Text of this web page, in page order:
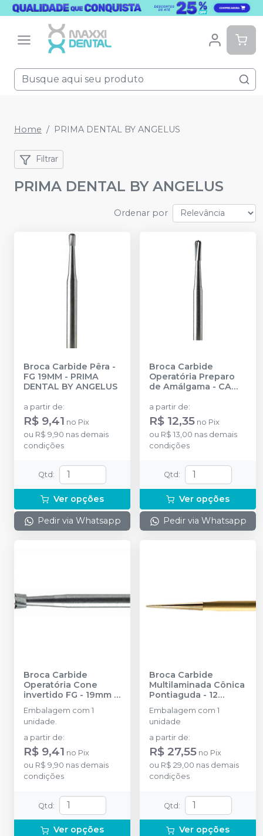
Home PRIMA DENTAL BY ANGELUS
Filtrar
PRIMA DENTAL BY ANGELUS
Ordenar por
Broca Carbide Pêra -
FG 19MM - PRIMA
DENTAL BY ANGELUS
a partir de:
R$ 9,41 no Pix
ou R$ 9,90 nas demais
condições
Qtd :
Ver opções
Pedir via Whatsapp
Broca Carbide
Operatória Preparo
de Amálgama - CA
DENTAL BY ANGELUS
a partir de:
R$ 12,35 no Pix
ou R$ 13,00 nas demais
condições
Qtd :
Ver opções
Pedir via Whatsapp
Broca Carbide
Operatória Cone
invertido FG - 19mm -
PRIMA DENTAL BY
ANGELUS
Embalagem com 1
unidade.
a partir de:
R$ 9,41 no Pix
ou R$ 9,90 nas demais
condições
Qtd :
Ver opções
Broca Carbide
Multilaminada Cônica
Pontiaguda - 12
Lâminas - FG 19MM
PRIMA DENTAL BY
ANGELUS
Embalagem com 1
unidade
a partir de:
R$ 27,55 no Pix
ou R$ 29,00 nas demais
condições
Qtd :
Ver opções